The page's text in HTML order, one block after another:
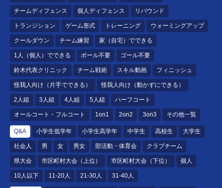
チームディフェンス 個人ディフェンス リバウンド
トランジション ゲーム形式 トレーニング ウォーミングアップ
クールダウン チーム練習 家（自宅）でできる
1人（個人）でできる ボール不要 ゴール不要
鈴木代表クリニック チーム戦術 スキル動画 フィニッシュ
怪我人向け（片手でできる） 怪我人向け（動かずにできる）
2人組 3人組 4人組 5人組 ハーフコート
オールコート・フルコート 1on1 2on2 3on3 その他一覧
Q&A 小学生低学年 小学生高学年 中学生 高校生 大学生
社会人 男 女 男女 部活動・体育会 クラブチーム
県大会 市区町村大会（上位） 市区町村大会（下位） 個人
10人以下 11-20人 21-30人 31-40人